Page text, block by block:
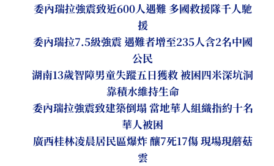
委內瑞拉強震致近600人遇難 多國救援隊千人馳
援
委內瑞拉7.5級強震 遇難者增至235人含2名中國
公民
湖南13歲智障男童失蹤五日獲救 被困四米深坑洞
靠積水維持生命
委內瑞拉強震致建築倒塌 當地華人組織指約十名
華人被困
廣西桂林凌晨居民區爆炸 釀7死17傷 現場現蘑菇
雲